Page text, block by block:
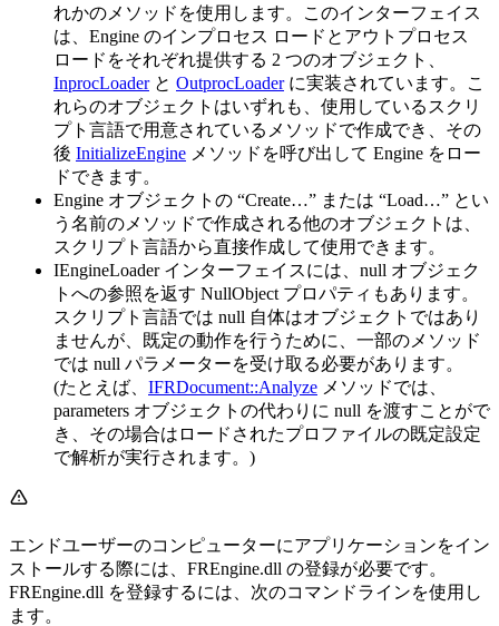
れかのメソッドを使用します。このインターフェイス
は、Engine のインプロセス ロードとアウトプロセス
ロードをそれぞれ提供する 2 つのオブジェクト、
InprocLoaderと OutprocLoaderに実装されています。こ
れらのオブジェクトはいずれも、使用しているスクリ
プト言語で用意されているメソッドで作成でき、その
後 InitializeEngine メソッドを呼び出して Engine をロー
ドできます。
Engine オブジェクトの “Create…” または “Load…” とい
う名前のメソッドで作成される他のオブジェクトは、
スクリプト言語から直接作成して使用できます。
IEngineLoader インターフェイスには、null オブジェク
トへの参照を返す NullObject プロパティもあります。
スクリプト言語では null 自体はオブジェクトではあり
ませんが、既定の動作を行うために、一部のメソッド
では null パラメーターを受け取る必要があります。
(たとえば、 IFRDocument::Analyze メソッドでは、
parameters オブジェクトの代わりに null を渡すことがで
き、その場合はロードされたプロファイルの既定設定
で解析が実行されます。)
エンドユーザーのコンピューターにアプリケーションをイン
ストールする際には、FREngine.dll の登録が必要です。
FREngine.dll を登録するには、次のコマンドラインを使用し
ます。